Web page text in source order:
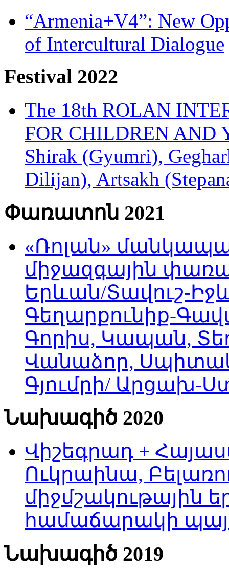
“Armenia+V4”: New
of Intercultural Dialogue
Festival 2022
The 18th ROLAN
FOR CHILDREN AND
Shirak (Gyumri),
Dilijan), Artsakh
Փառատոն 2021
«Ռոլան»
միջազգային
Երևան/Տավուշ-
Գեղարքունիք-
Գորիս, Կապան,
Վանաձոր,
Գյումրի/ Արցախ-
Նախագիծ 2020
Վիշեգրադ +
Ուկրաինա,
միջմշակութային
համաճարակի
Նախագիծ 2019